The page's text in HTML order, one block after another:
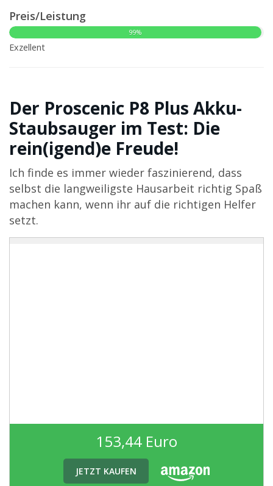
Preis/Leistung
99%
Exzellent
Der Proscenic P8 Plus Akku-
Staubsauger im Test: Die
rein(igend)e Freude!
Ich finde es immer wieder faszinierend, dass
selbst die langweiligste Hausarbeit richtig Spaß
machen kann, wenn ihr auf die richtigen Helfer
setzt.
153,44 Euro
JETZT KAUFEN